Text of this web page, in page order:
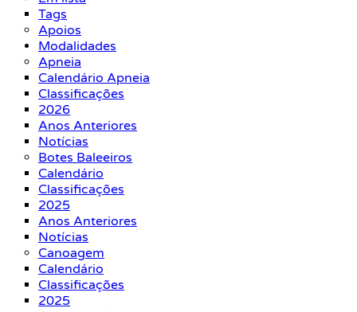
Tags
Apoios
Modalidades
Apneia
Calendário Apneia
Classificações
2026
Anos Anteriores
Notícias
Botes Baleeiros
Calendário
Classificações
2025
Anos Anteriores
Notícias
Canoagem
Calendário
Classificações
2025